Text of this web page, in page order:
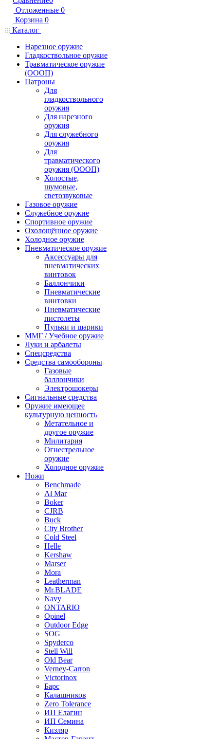
Отложенные 0
Корзина 0
Каталог
Нарезное оружие
Гладкоствольное оружие
Травматическое оружие
(ОООП)
Патроны
Для
гладкоствольного
оружия
Для нарезного
оружия
Для служебного
оружия
Для
травматического
оружия (ОООП)
Холостые,
шумовые,
светозвуковые
Газовое оружие
Служебное оружие
Спортивное оружие
Охолощённое оружие
Холодное оружие
Пневматическое оружие
Аксессуары для
пневматических
винтовок
Баллончики
Пневматические
винтовки
Пневматические
пистолеты
Пульки и шарики
ММГ / Учебное оружие
Луки и арбалеты
Спецсредства
Средства самообороны
Газовые
баллончики
Электрошокеры
Сигнальные средства
Оружие имеющее
культурную ценность
Метательное и
другое оружие
Милитария
Огнестрельное
оружие
Холодное оружие
Ножи
Benchmade
Al Mar
Boker
CJRB
Buck
City Brother
Cold Steel
Helle
Kershaw
Marser
Mora
Leatherman
Mr.BLADE
Navy
ONTARIO
Opinel
Outdoor Edge
SOG
Spyderco
Stell Will
Old Bear
Verney-Carron
Victorinox
Барс
Калашников
Zero Tolerance
ИП Елагин
ИП Семина
Кизляр